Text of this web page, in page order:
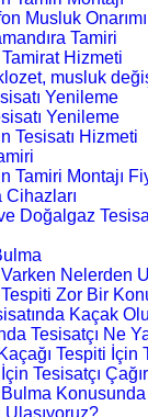
Musluk Onarımı
Tamiri
Hizmeti
musluk
Yenileme
Yenileme
Tesisatı Hizmeti
Tamiri Montajı
Cihazları
Doğalgaz
Varken Nelerden
Tespiti Zor Bir
Kaçak
Tesisatçı Ne
Tespiti İçin
Tesisatçı
Bulma